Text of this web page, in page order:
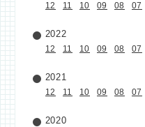
12 11 10 09 08 07
2022
12 11 10 09 08 07
2021
12 11 10 09 08 07
2020